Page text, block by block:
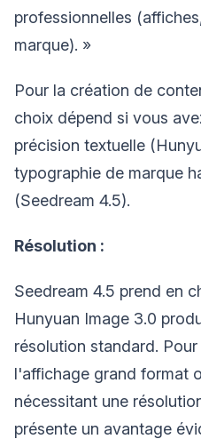
professionnelles
marque). »
Pour la création de
choix dépend si vous
précision textuelle
typographie de marque
(Seedream 4.5).
Résolution :
Seedream 4.5 prend en
Hunyuan Image 3.0
résolution standard.
l'affichage grand format
nécessitant une
présente un avantage